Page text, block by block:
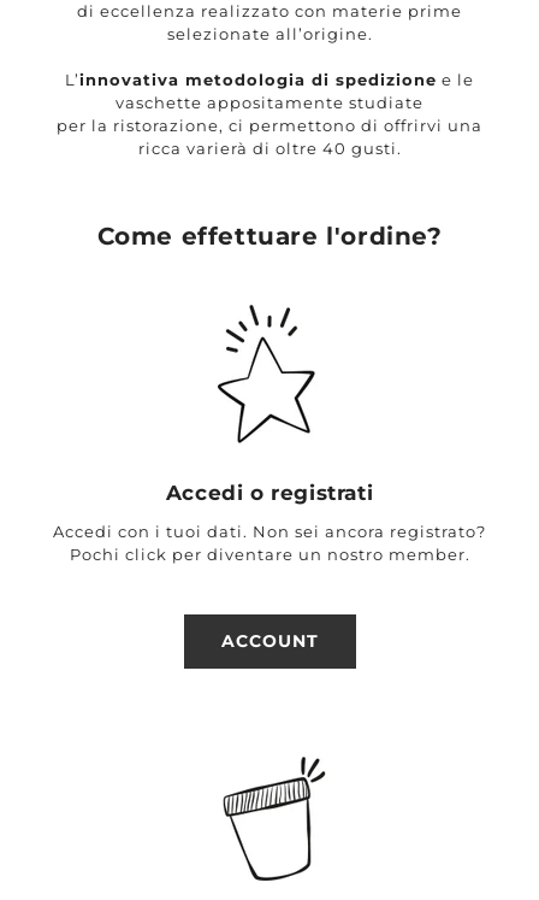
di eccellenza realizzato con materie prime
selezionate all’origine.
L’innovativa metodologia di spedizione e le
vaschette appositamente studiate
per la ristorazione, ci permettono di offrirvi una
ricca varierà di oltre 40 gusti.
Come effettuare l'ordine?
Accedi o registrati
Accedi con i tuoi dati. Non sei ancora registrato?
Pochi click per diventare un nostro member.
ACCOUNT